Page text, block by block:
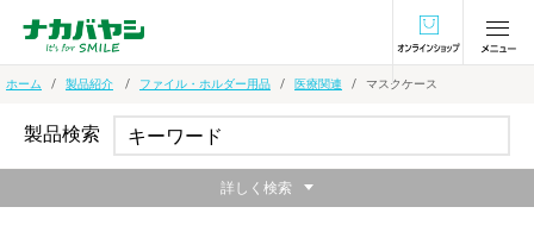
オンラインショ
ホーム 製品紹介 ファイル・ホルダー用品 医療関連 マスクケース
製品検索
詳しく検索